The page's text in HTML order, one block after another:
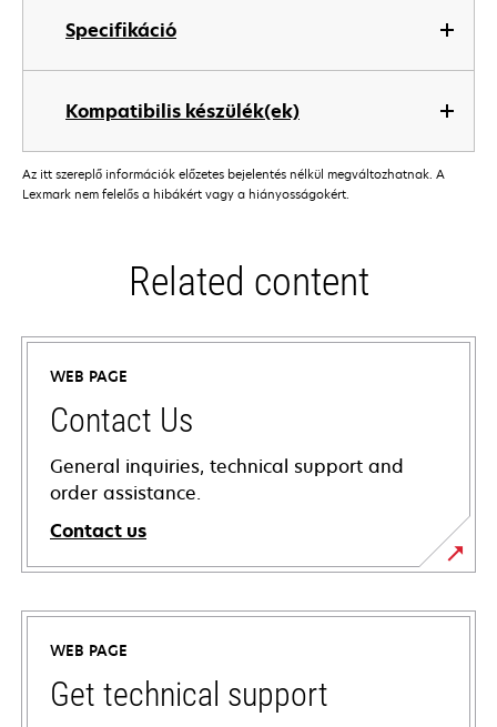
Specifikáció
Kompatibilis készülék(ek)
Az itt szereplő információk előzetes bejelentés nélkül megváltozhatnak. A
Lexmark nem felelős a hibákért vagy a hiányosságokért.
Related content
WEB PAGE
Contact Us
General inquiries, technical support and
order assistance.
Contact us
WEB PAGE
Get technical support